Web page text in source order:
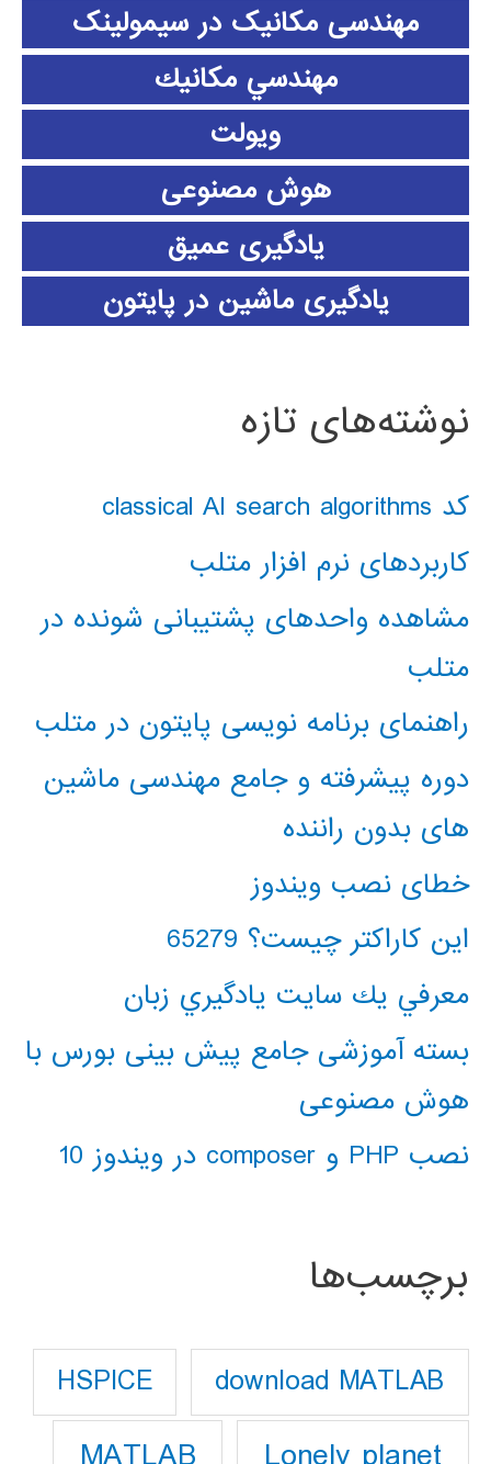
مهندسی مکانیک در سیمولینک
مهندسي مكانيك
ویولت
هوش مصنوعی
یادگیری عمیق
یادگیری ماشین در پایتون
نوشته‌های تازه
کد classical AI search algorithms
کاربردهای نرم افزار متلب
مشاهده واحدهای پشتیبانی شونده در
متلب
راهنمای برنامه نویسی پایتون در متلب
دوره پیشرفته و جامع مهندسی ماشین
های بدون راننده
خطای نصب ویندوز
این کاراکتر چیست؟ 65279
معرفي يك سايت يادگيري زبان
بسته آموزشی جامع پیش بینی بورس با
هوش مصنوعی
نصب PHP و composer در ویندوز 10
برچسب‌ها
download MATLAB
HSPICE